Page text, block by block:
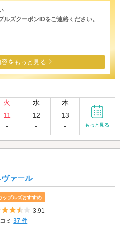
ズクーポンIDをご連絡ください。
をもっと見る
火 水 木
11
-
12
-
13
-
もっと見る
ァール
ップルズおすすめ
5つ星のうち3.5
3.91
ミ37 件